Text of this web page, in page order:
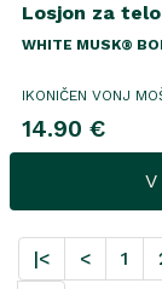
Losjon za
WHITE MUSK®
IKONIČEN VONJ
14.90 €
|< < 1